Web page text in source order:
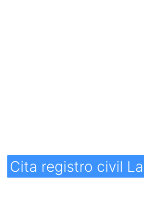
Cita registro civil